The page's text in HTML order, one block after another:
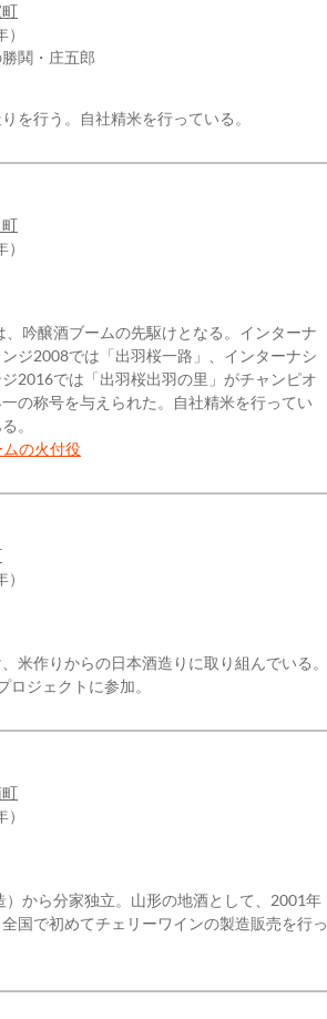
鬨・庄五郎
を行う。自社精米を行っている。
吟醸酒ブームの先駆けとなる。インターナ
ジ2008では「出羽桜一路」、インターナシ
2016では「出羽桜出羽の里」がチャンピオ
の称号を与えられた。自社精米を行ってい
。
の火付役
米作りからの日本酒造りに取り組んでいる。
ジェクトに参加。
から分家独立。山形の地酒として、2001年
国で初めてチェリーワインの製造販売を行っ